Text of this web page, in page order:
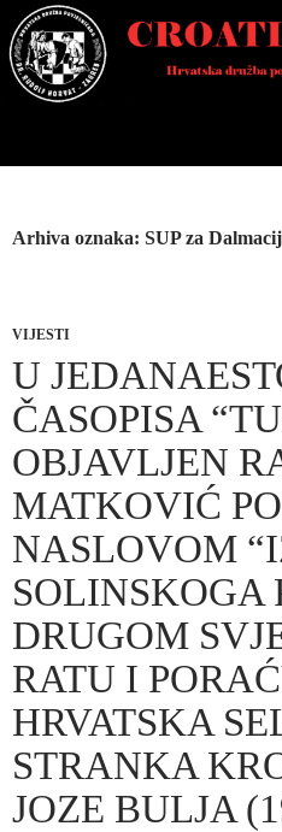
Skoči
do
sadržaja
Arhiva oznaka: SUP za
VIJESTI
U
ČASOPISA
OBJAVLJEN
MATKOVIĆ
NASLOVOM
SOLINSKOGA
DRUGOM
RATU I
HRVATSKA
STRANKA
JOZE BULJA